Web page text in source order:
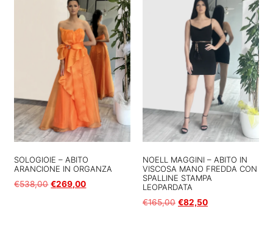
SOLOGIOIE – ABITO
ARANCIONE IN ORGANZA
€538,00 €269,00
NOELL MAGGINI – ABITO IN
VISCOSA MANO FREDDA CON
SPALLINE STAMPA
LEOPARDATA
€165,00 €82,50